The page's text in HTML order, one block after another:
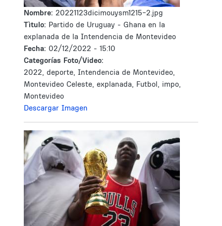
Nombre: 20221123dicimouysm1215-2.jpg
Tìtulo: Partido de Uruguay - Ghana en la
explanada de la Intendencia de Montevideo
Fecha: 02/12/2022 - 15:10
Categorías Foto/Video:
2022, deporte, Intendencia de Montevideo,
Montevideo Celeste, explanada, Futbol, impo,
Montevideo
Descargar Imagen